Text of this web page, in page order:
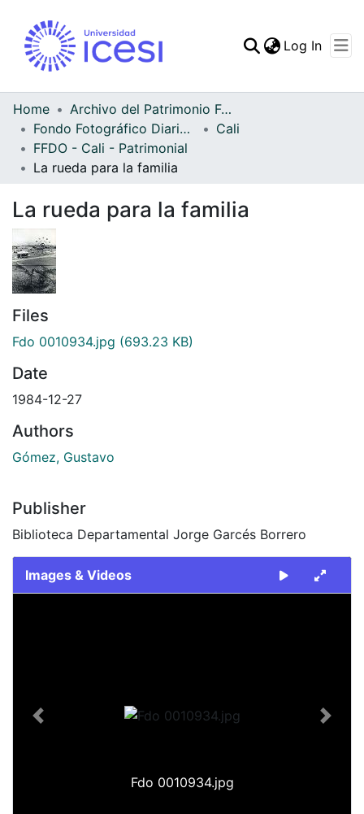
Statistics
Log In
Home
Archivo del Patrimonio Fotográfico y Fílmico del Valle del Cauca
Fondo Fotográfico Diario Occidente
Cali
FFDO - Cali - Patrimonial
La rueda para la familia
La rueda para la familia
Files
Fdo 0010934.jpg (693.23 KB)
Date
1984-12-27
Authors
Gómez, Gustavo
Publisher
Biblioteca Departamental Jorge Garcés Borrero
Images & Videos
Fdo 0010934.jpg
Previous Next